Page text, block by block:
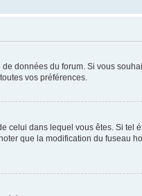
données du forum. Si vous
vos préférences.
celui dans lequel vous êtes. Si
que la modification du fuseau